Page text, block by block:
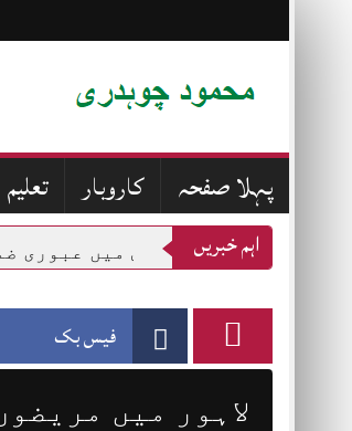
content
پہلا صفحہ کاروبار تعلیم
اہم خبریں
کلینک کیس میں عبوری
فیس بک
لاہور میں